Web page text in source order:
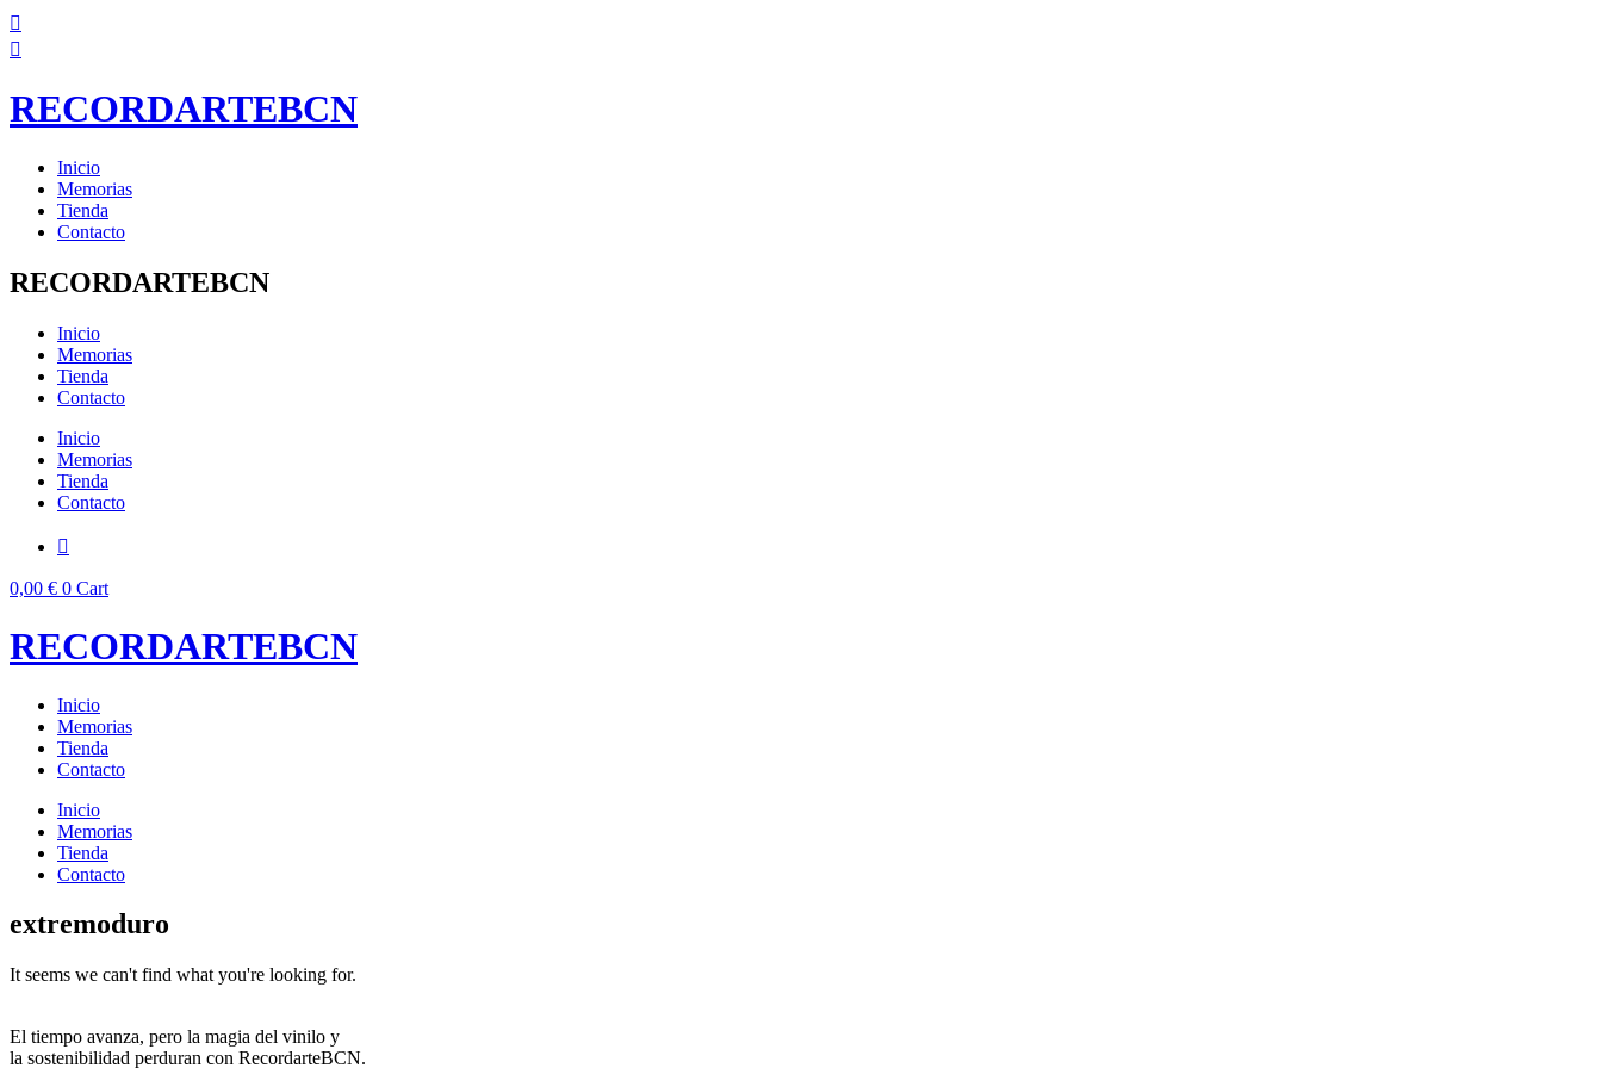
Ir
al
contenido
RECORDARTEBCN
Inicio
Memorias
Tienda
Contacto
RECORDARTEBCN
Inicio
Memorias
Tienda
Contacto
Inicio
Memorias
Tienda
Contacto
0,00 € 0 Cart
RECORDARTEBCN
Inicio
Memorias
Tienda
Contacto
Inicio
Memorias
Tienda
Contacto
extremoduro
It seems we can't find what you're looking for.
El tiempo avanza, pero la magia del vinilo y
la sostenibilidad perduran con RecordarteBCN.